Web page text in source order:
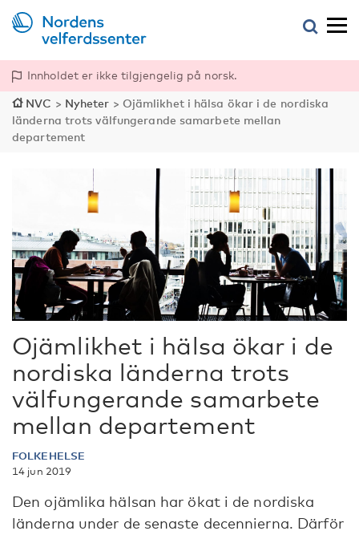
Innholdet er ikke tilgjengelig på norsk.
NVC > Nyheter > Ojämlikhet i hälsa ökar i de nordiska
länderna trots välfungerande samarbete mellan
departement
Ojämlikhet i hälsa ökar i de
nordiska länderna trots
välfungerande samarbete
mellan departement
FOLKEHELSE
14 jun 2019
Den ojämlika hälsan har ökat i de nordiska
länderna under de senaste decennierna. Därför